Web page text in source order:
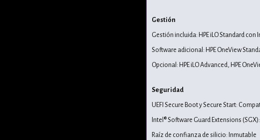
Gestión
Gestión incluida: HPE iLO Standard
Software adicional: HPE OneView
Opcional: HPE iLO Advanced, HPE
Seguridad
UEFI Secure Boot y Secure Start:
Intel® Software Guard Extensions
Raíz de confianza de silicio: Inmutable